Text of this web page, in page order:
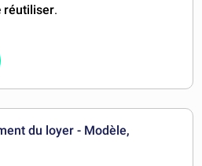
réutiliser.
du loyer - Modèle,